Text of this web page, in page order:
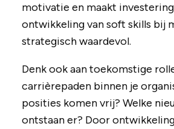
motivatie en maakt
ontwikkeling van soft skills bij
strategisch waardevol.
Denk ook aan toekomstige
carrièrepaden binnen je
posities komen vrij? Welke
ontstaan er? Door